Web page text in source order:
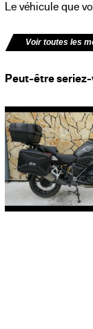
Le véhicule que
Voir toutes les
Peut-être